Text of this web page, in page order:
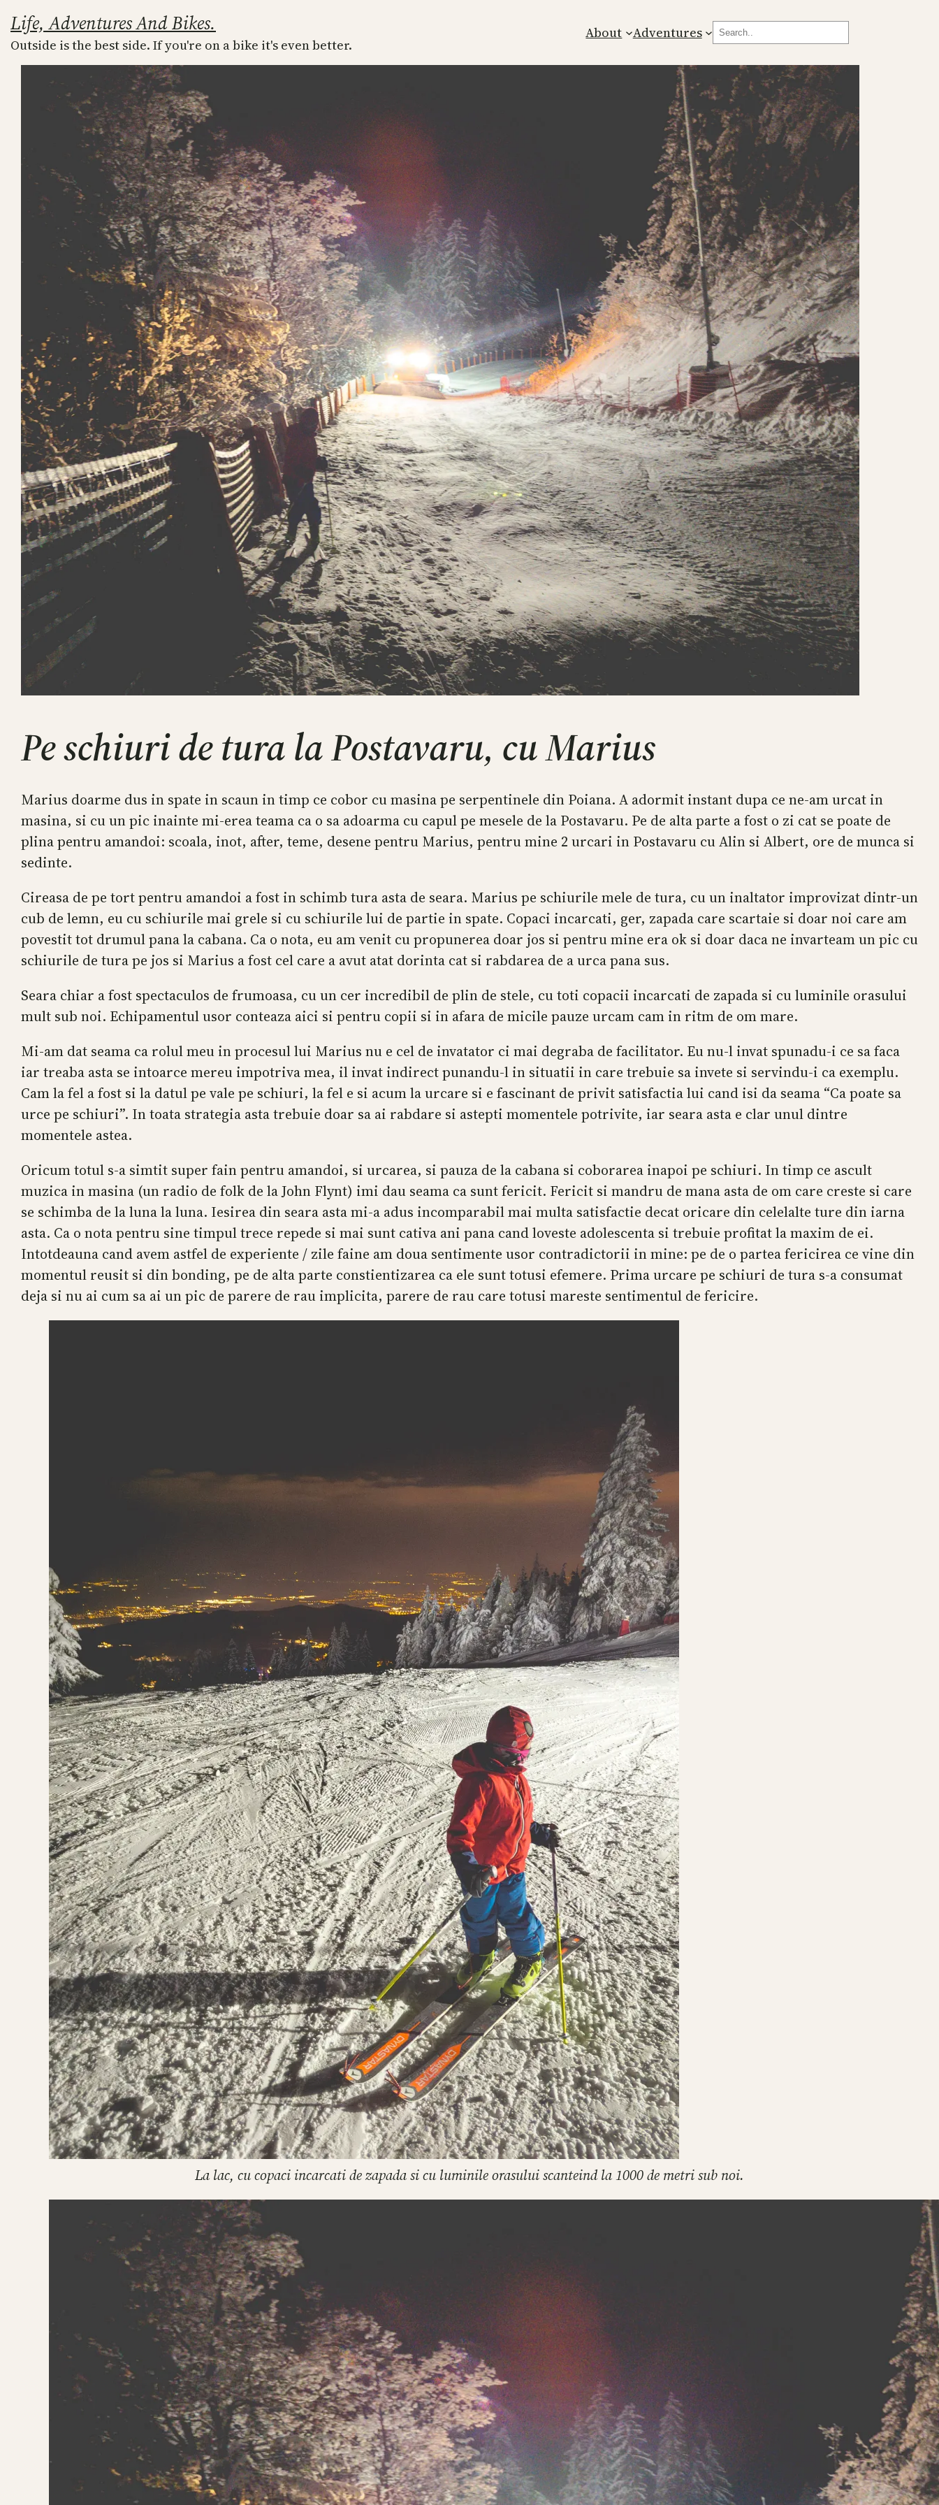
to
content
Life, Adventures And Bikes.
Outside is the best side. If you're on a bike it's even better.
About Adventures Search
Pe schiuri de tura la Postavaru, cu Marius
Marius doarme dus in spate in scaun in timp ce cobor cu masina pe serpentinele din Poiana. A adormit instant dupa ce ne-am urcat in
masina, si cu un pic inainte mi-erea teama ca o sa adoarma cu capul pe mesele de la Postavaru. Pe de alta parte a fost o zi cat se poate de
plina pentru amandoi: scoala, inot, after, teme, desene pentru Marius, pentru mine 2 urcari in Postavaru cu Alin si Albert, ore de munca si
sedinte.
Cireasa de pe tort pentru amandoi a fost in schimb tura asta de seara. Marius pe schiurile mele de tura, cu un inaltator improvizat dintr-un
cub de lemn, eu cu schiurile mai grele si cu schiurile lui de partie in spate. Copaci incarcati, ger, zapada care scartaie si doar noi care am
povestit tot drumul pana la cabana. Ca o nota, eu am venit cu propunerea doar jos si pentru mine era ok si doar daca ne invarteam un pic cu
schiurile de tura pe jos si Marius a fost cel care a avut atat dorinta cat si rabdarea de a urca pana sus.
Seara chiar a fost spectaculos de frumoasa, cu un cer incredibil de plin de stele, cu toti copacii incarcati de zapada si cu luminile orasului
mult sub noi. Echipamentul usor conteaza aici si pentru copii si in afara de micile pauze urcam cam in ritm de om mare.
Mi-am dat seama ca rolul meu in procesul lui Marius nu e cel de invatator ci mai degraba de facilitator. Eu nu-l invat spunadu-i ce sa faca
iar treaba asta se intoarce mereu impotriva mea, il invat indirect punandu-l in situatii in care trebuie sa invete si servindu-i ca exemplu.
Cam la fel a fost si la datul pe vale pe schiuri, la fel e si acum la urcare si e fascinant de privit satisfactia lui cand isi da seama “Ca poate sa
urce pe schiuri”. In toata strategia asta trebuie doar sa ai rabdare si astepti momentele potrivite, iar seara asta e clar unul dintre
momentele astea.
Oricum totul s-a simtit super fain pentru amandoi, si urcarea, si pauza de la cabana si coborarea inapoi pe schiuri. In timp ce ascult
muzica in masina (un radio de folk de la John Flynt) imi dau seama ca sunt fericit. Fericit si mandru de mana asta de om care creste si care
se schimba de la luna la luna. Iesirea din seara asta mi-a adus incomparabil mai multa satisfactie decat oricare din celelalte ture din iarna
asta. Ca o nota pentru sine timpul trece repede si mai sunt cativa ani pana cand loveste adolescenta si trebuie profitat la maxim de ei.
Intotdeauna cand avem astfel de experiente / zile faine am doua sentimente usor contradictorii in mine: pe de o partea fericirea ce vine din
momentul reusit si din bonding, pe de alta parte constientizarea ca ele sunt totusi efemere. Prima urcare pe schiuri de tura s-a consumat
deja si nu ai cum sa ai un pic de parere de rau implicita, parere de rau care totusi mareste sentimentul de fericire.
La lac, cu copaci incarcati de zapada si cu luminile orasului scanteind la 1000 de metri sub noi.